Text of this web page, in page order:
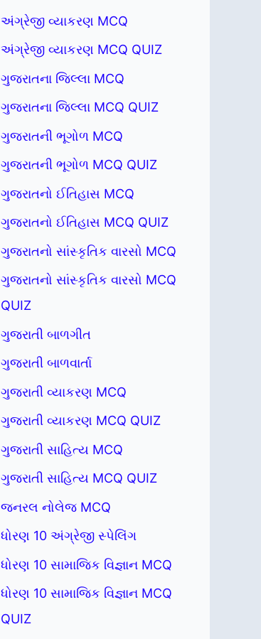
અંગ્રેજી વ્યાકરણ MCQ
અંગ્રેજી વ્યાકરણ MCQ QUIZ
ગુજરાતના જિલ્લા MCQ
ગુજરાતના જિલ્લા MCQ QUIZ
ગુજરાતની ભૂગોળ MCQ
ગુજરાતની ભૂગોળ MCQ QUIZ
ગુજરાતનો ઈતિહાસ MCQ
ગુજરાતનો ઈતિહાસ MCQ QUIZ
ગુજરાતનો સાંસ્કૃતિક વારસો MCQ
ગુજરાતનો સાંસ્કૃતિક વારસો MCQ
QUIZ
ગુજરાતી બાળગીત
ગુજરાતી બાળવાર્તા
ગુજરાતી વ્યાકરણ MCQ
ગુજરાતી વ્યાકરણ MCQ QUIZ
ગુજરાતી સાહિત્ય MCQ
ગુજરાતી સાહિત્ય MCQ QUIZ
જનરલ નોલેજ MCQ
ધોરણ 10 અંગ્રેજી સ્પેલિંગ
ધોરણ 10 સામાજિક વિજ્ઞાન MCQ
ધોરણ 10 સામાજિક વિજ્ઞાન MCQ
QUIZ